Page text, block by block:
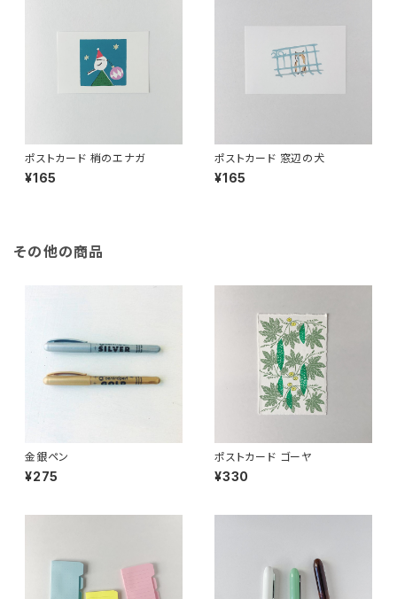
ポストカード 梢のエナガ
¥165
ポストカード 窓辺の犬
¥165
その他の商品
金銀ペン
¥275
ポストカード ゴーヤ
¥330